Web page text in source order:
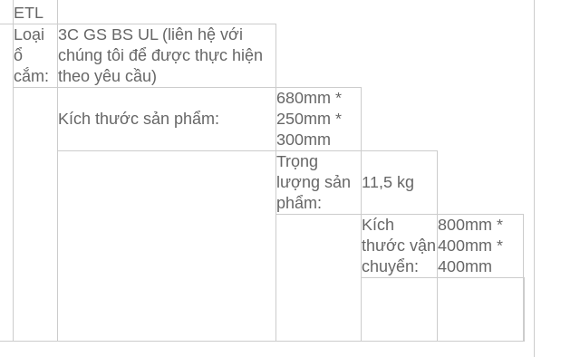
ETL
Loại
ổ
cắm:
3C GS BS UL (liên hệ với
chúng tôi để được thực hiện
theo yêu cầu)
Kích thước sản phẩm:
680mm *
250mm *
300mm
Trọng
lượng sản
phẩm:
11,5 kg
Kích
thước vận
chuyển:
800mm *
400mm *
400mm